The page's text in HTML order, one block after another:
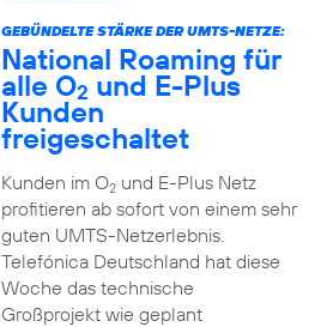
GEBÜNDELTE STÄRKE DER UMTS-NETZE:
National Roaming für
alle O2 und E-Plus
Kunden
freigeschaltet
Kunden im O2und E-Plus Netz
profitieren ab sofort von einem sehr
guten UMTS-Netzerlebnis.
Telefónica Deutschland hat diese
Woche das technische
Großprojekt wie geplant